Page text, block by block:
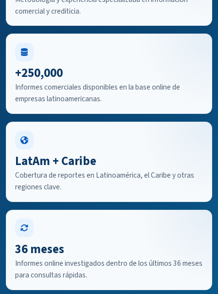
comercial y crediticia.
+250,000
Informes comerciales disponibles en la base online de
empresas latinoamericanas.
LatAm + Caribe
Cobertura de reportes en Latinoamérica, el Caribe y otras
regiones clave.
36 meses
Informes online investigados dentro de los últimos 36 meses
para consultas rápidas.